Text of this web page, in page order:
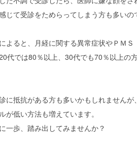
じて受診をためらってしまう方も多いの
よると、月経に関する異常症状やＰＭ
代では80％以上、30代でも70％以上の
に抵抗がある方も多いかもしれません
が低い方法も増えています。
一歩、踏み出してみませんか？